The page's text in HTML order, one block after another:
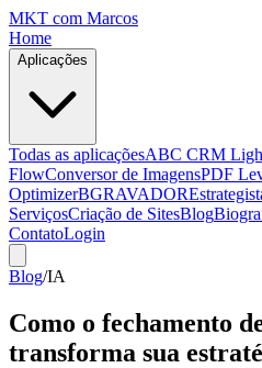
MKT com Marcos
Home
Aplicações
Todas as aplicaçõesABC CRM
FlowConversor de ImagensPDF
OptimizerBGRAVADOR
ServiçosCriação de SitesBlog
ContatoLogin
Blog/IA
Como o fechamento
transforma sua